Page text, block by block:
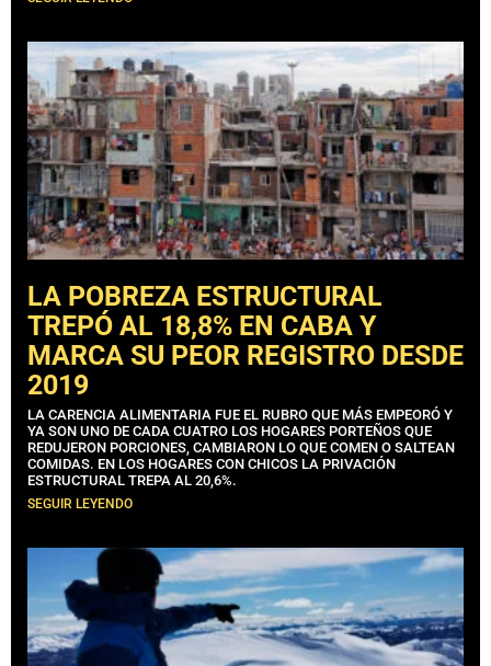
LA POBREZA ESTRUCTURAL
TREPÓ AL 18,8% EN CABA Y
MARCA SU PEOR REGISTRO DESDE
2019
LA CARENCIA ALIMENTARIA FUE EL RUBRO QUE MÁS EMPEORÓ Y
YA SON UNO DE CADA CUATRO LOS HOGARES PORTEÑOS QUE
REDUJERON PORCIONES, CAMBIARON LO QUE COMEN O SALTEAN
COMIDAS. EN LOS HOGARES CON CHICOS LA PRIVACIÓN
ESTRUCTURAL TREPA AL 20,6%.
SEGUIR LEYENDO